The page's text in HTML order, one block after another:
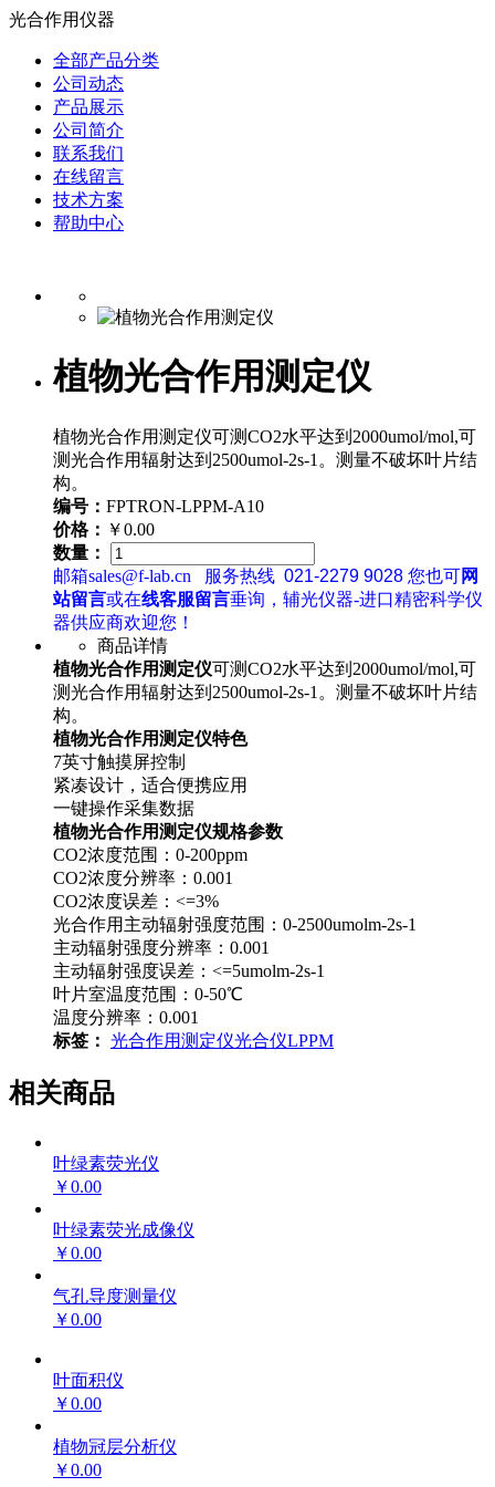
光合作用仪器
全部产品分类
公司动态
产品展示
公司简介
联系我们
在线留言
技术方案
帮助中心
植物光合作用测定仪
植物光合作用测定仪可测CO2水平达到2000umol/mol,可
测光合作用辐射达到2500umol-2s-1。测量不破坏叶片结
构。
编号： FPTRON-LPPM-A10
价格： ￥0.00
数量：
邮箱sales@f-lab.cn
服务热线 021-2279 9028 您也可网
站留言或在线客服留言垂询，辅光仪器-进口精密科学仪
器供应商欢迎您！
商品详情
植物光合作用测定仪可测CO2水平达到2000umol/mol,可
测光合作用辐射达到2500umol-2s-1。测量不破坏叶片结
构。
植物光合作用测定仪特色
7英寸触摸屏控制
紧凑设计，适合便携应用
一键操作采集数据
植物光合作用测定仪规格参数
CO2浓度范围：0-200ppm
CO2浓度分辨率：0.001
CO2浓度误差：<=3%
光合作用主动辐射强度范围：0-2500umolm-2s-1
主动辐射强度分辨率：0.001
主动辐射强度误差：<=5umolm-2s-1
叶片室温度范围：0-50℃
温度分辨率：0.001
标签： 光合作用测定仪光合仪LPPM
相关商品
叶绿素荧光仪
￥0.00
叶绿素荧光成像仪
￥0.00
气孔导度测量仪
￥0.00
叶面积仪
￥0.00
植物冠层分析仪
￥0.00